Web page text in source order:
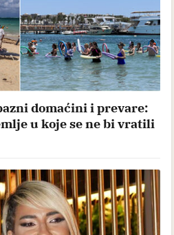
domaćini i prevare:
u koje se ne bi vratili